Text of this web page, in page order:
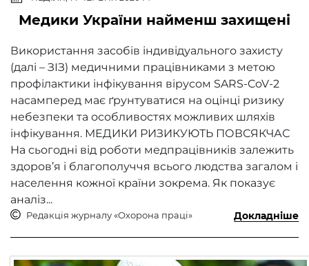
Медики України найменш захищені
Використання засобів індивідуального захисту
(далі – ЗІЗ) медичними працівниками з метою
профілактики інфікування вірусом SARS-CoV-2
насамперед має ґрунтуватися на оцінці ризику
небезпеки та особливостях можливих шляхів
інфікування. МЕДИКИ РИЗИКУЮТЬ ПОВСЯКЧАС
На сьогодні від роботи медпрацівників залежить
здоров’я і благополуччя всього людства загалом і
населення кожної країни зокрема. Як показує
аналіз...
Редакція журналу «Охорона праці» Докладніше